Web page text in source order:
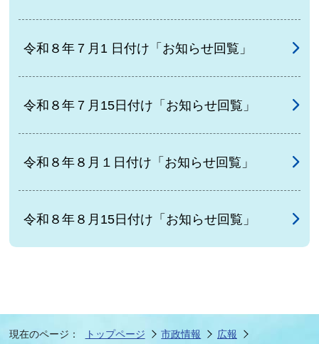
令和８年７月1 日付け「お知らせ回覧」
令和８年７月15日付け「お知らせ回覧」
令和８年８月１日付け「お知らせ回覧」
令和８年８月15日付け「お知らせ回覧」
現在のページ： トップページ 市政情報
広報